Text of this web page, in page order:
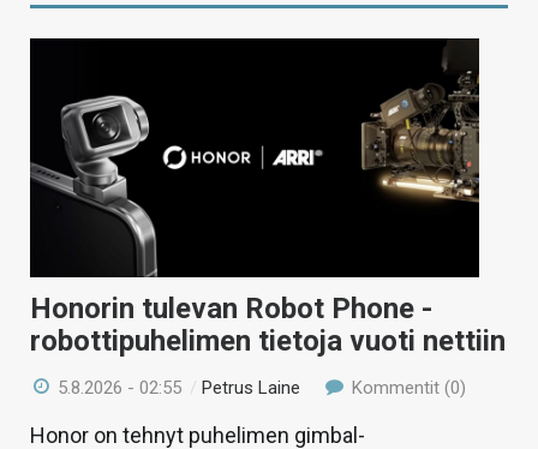
Honorin tulevan Robot Phone -
robottipuhelimen tietoja vuoti nettiin
5.8.2026 - 02:55 /Petrus Laine Kommentit (0)
Honor on tehnyt puhelimen gimbal-